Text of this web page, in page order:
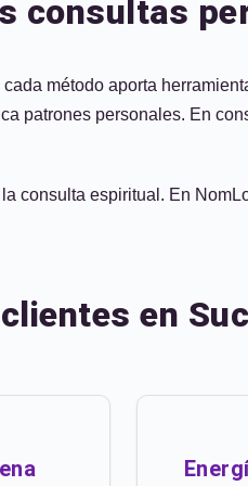
consultas
método aporta
patrones personales. En
consulta espiritual. En
en